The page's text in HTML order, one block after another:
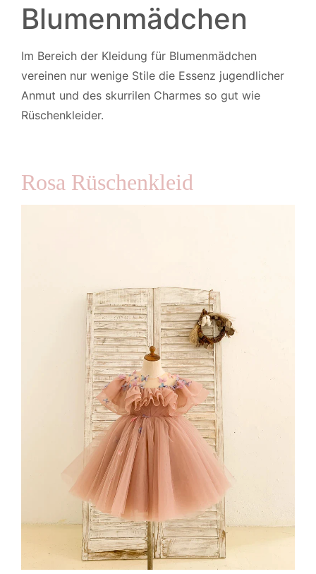
Blumenmädchen
Im Bereich der Kleidung für Blumenmädchen
vereinen nur wenige Stile die Essenz jugendlicher
Anmut und des skurrilen Charmes so gut wie
Rüschenkleider.
Rosa Rüschenkleid